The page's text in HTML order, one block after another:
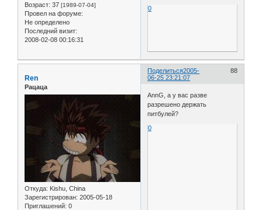
Возраст: 37 [1989-07-04]
Провел на форуме:
Не определено
Последний визит:
2008-02-08 00:16:31
0
Поделиться 88
2005-
06-25 23:21:07
Ren
Рацаца
Откуда: Kishu, China
Зарегистрирован: 2005-05-18
Приглашений: 0
AnnG, а у вас разве
разрешено держать
питбулей?
0